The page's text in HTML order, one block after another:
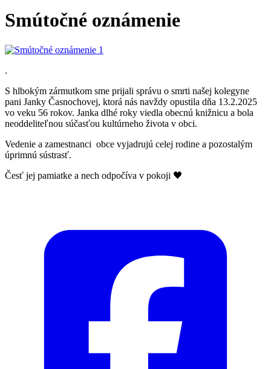
Smútočné oznámenie
.
S hlbokým zármutkom sme prijali správu o smrti našej kolegyne
pani Janky Časnochovej, ktorá nás navždy opustila dňa 13.2.2025
vo veku 56 rokov. Janka dlhé roky viedla obecnú knižnicu a bola
neoddeliteľnou súčasťou kultúrneho života v obci.
Vedenie a zamestnanci obce vyjadrujú celej rodine a pozostalým
úprimnú sústrasť.
Česť jej pamiatke a nech odpočíva v pokoji 🖤